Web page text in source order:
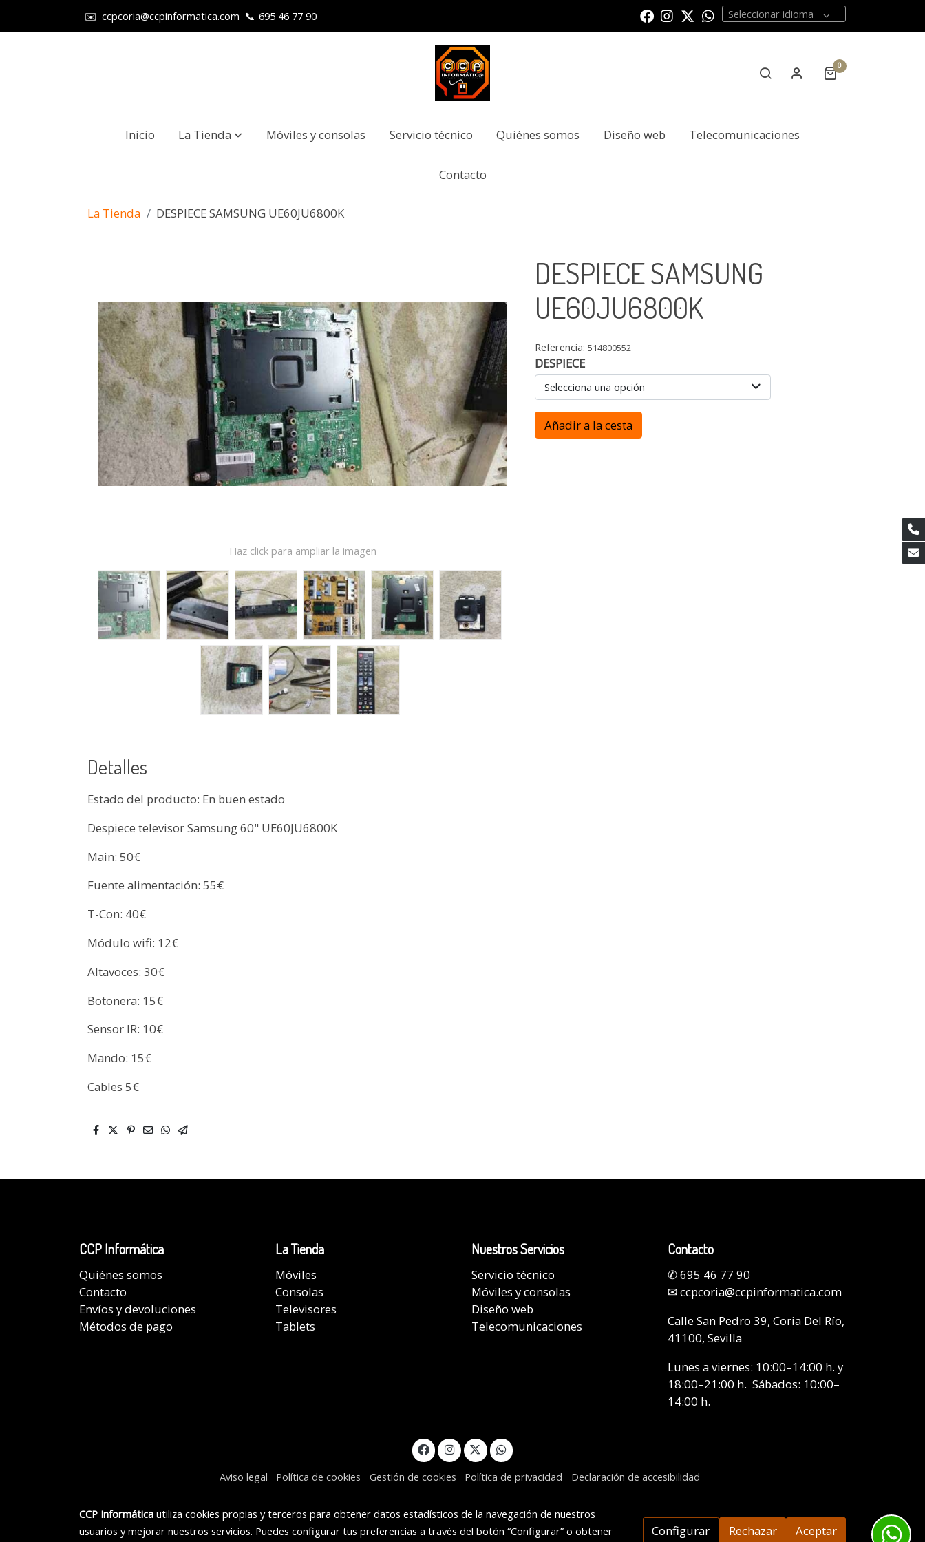
✉️ ccpcoria@ccpinformatica.com 📞 695 46 77 90 Seleccionar idioma
0
Inicio La Tienda Móviles y consolas Servicio técnico Quiénes somos Diseño web Telecomunicaciones
Contacto
La Tienda DESPIECE SAMSUNG UE60JU6800K
Haz click para ampliar la imagen
Detalles
Estado del producto: En buen estado
Despiece televisor Samsung 60" UE60JU6800K
Main: 50€
Fuente alimentación: 55€
T-Con: 40€
Módulo wifi: 12€
Altavoces: 30€
Botonera: 15€
Sensor IR: 10€
Mando: 15€
Cables 5€
DESPIECE SAMSUNG
UE60JU6800K
Referencia:514800552
DESPIECE
Selecciona una opción
Añadir a la cesta
CCP Informática
Quiénes somos
Contacto
Envíos y devoluciones
Métodos de pago
La Tienda
Móviles
Consolas
Televisores
Tablets
Nuestros Servicios
Servicio técnico
Móviles y consolas
Diseño web
Telecomunicaciones
Contacto
✆695 46 77 90
✉ccpcoria@ccpinformatica.com
Calle San Pedro 39, Coria Del Río,
41100, Sevilla
Lunes a viernes: 10:00–14:00 h. y
18:00–21:00 h. Sábados: 10:00–
14:00 h.
Aviso legal Política de cookies Gestión de cookies Política de privacidad Declaración de accesibilidad
CCP Informáticautiliza cookies propias y terceros para obtener datos estadísticos de la navegación de nuestros
usuarios y mejorar nuestros servicios. Puedes configurar tus preferencias a través del botón “Configurar” o obtener
Configurar Rechazar Aceptar